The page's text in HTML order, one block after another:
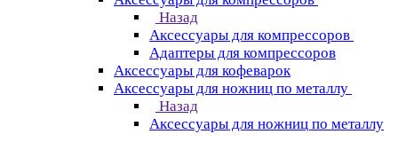
Назад
Аксессуары для компрессоров
Адаптеры для компрессоров
Аксессуары для кофеварок
Аксессуары для ножниц по металлу
Назад
Аксессуары для ножниц по металлу